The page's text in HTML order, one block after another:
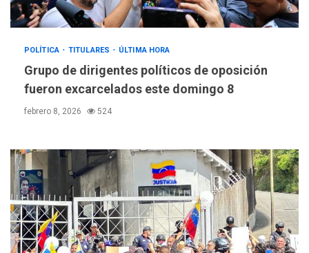
POLÍTICA TITULARES ÚLTIMA HORA
Grupo de dirigentes políticos de oposición
fueron excarcelados este domingo 8
febrero 8, 2026 524